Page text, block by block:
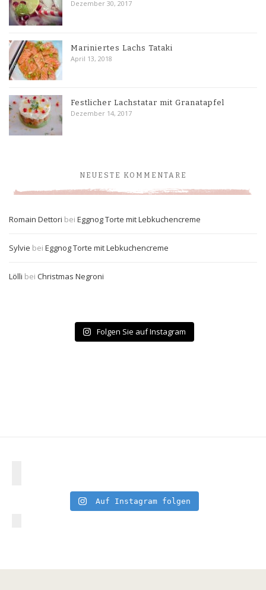
Dezember 30, 2017
Mariniertes Lachs Tataki
April 13, 2018
Festlicher Lachstatar mit Granatapfel
Dezember 14, 2017
NEUESTE KOMMENTARE
Romain Dettori bei Eggnog Torte mit Lebkuchencreme
Sylvie bei Eggnog Torte mit Lebkuchencreme
Lölli bei Christmas Negroni
Folgen Sie auf Instagram
Auf Instagram folgen